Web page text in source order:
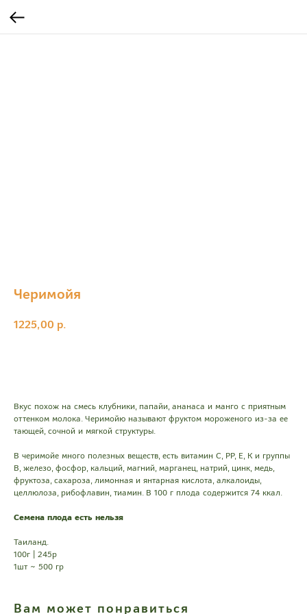
Черимойя
1225,00 р.
Вкус похож на смесь клубники, папайи, ананаса и манго с приятным
оттенком молока. Черимойю называют фруктом мороженого из-за ее
тающей, сочной и мягкой структуры.
В черимойе много полезных веществ, есть витамин С, РР, Е, К и группы
В, железо, фосфор, кальций, магний, марганец, натрий, цинк, медь,
фруктоза, сахароза, лимонная и янтарная кислота, алкалоиды,
целлюлоза, рибофлавин, тиамин. В 100 г плода содержится 74 ккал.
Семена плода есть нельзя
Таиланд.
100г | 245р
1шт ~ 500 гр
Вам может понравиться